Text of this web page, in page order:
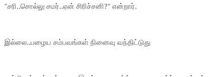
"சரி..சொல்லு சமர்..ஏன் சிரிச்சனி?" என்றார்.
இல்லை..பழைய சம்பவங்கள் நினைவு வந்திட்டுது